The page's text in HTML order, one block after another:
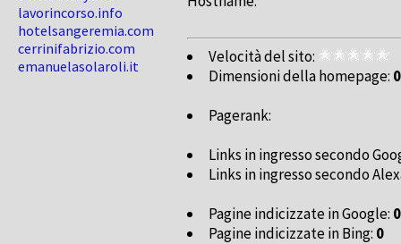
lavorincorso.info
hotelsangeremia.com
cerrinifabrizio.com
emanuelasolaroli.it
Velocità del sito:
Dimensioni della homepage: 0
Pagerank:
Links in ingresso secondo
Links in ingresso secondo
Pagine indicizzate in Google: 0
Pagine indicizzate in Bing: 0